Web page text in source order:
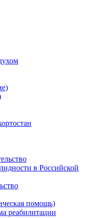
в Российской
помощь)
реабилитации